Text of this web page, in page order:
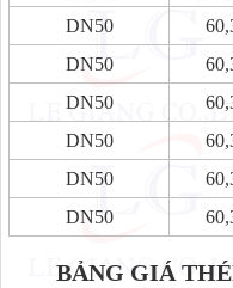
DN50
DN50
DN50
DN50
DN50
DN50
BẢNG GIÁ